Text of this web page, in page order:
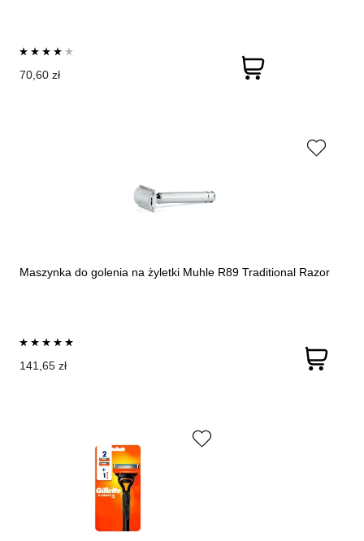
70,60 zł
Maszynka do golenia na żyletki Muhle R89 Traditional Razor
141,65 zł